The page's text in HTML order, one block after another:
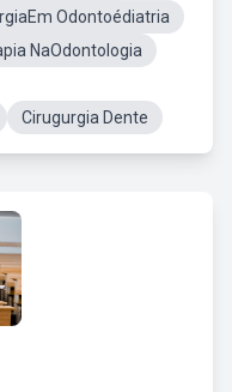
Odontoédiatria
NaOdontologia
Cirugurgia Dente